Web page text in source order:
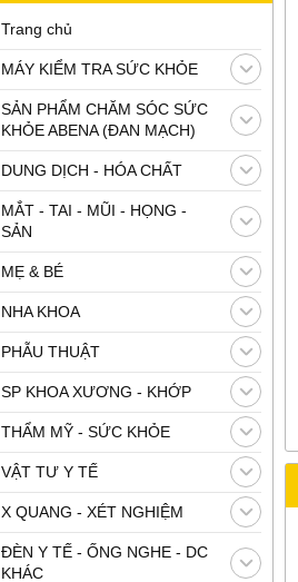
Trang chủ
MÁY KIỂM TRA SỨC KHỎE
SẢN PHẨM CHĂM SÓC SỨC
KHỎE ABENA (ĐAN MẠCH)
DUNG DỊCH - HÓA CHẤT
MẮT - TAI - MŨI - HỌNG -
SẢN
MẸ & BÉ
NHA KHOA
PHẪU THUẬT
SP KHOA XƯƠNG - KHỚP
THẨM MỸ - SỨC KHỎE
VẬT TƯ Y TẾ
X QUANG - XÉT NGHIỆM
ĐÈN Y TẾ - ỐNG NGHE - DC
KHÁC